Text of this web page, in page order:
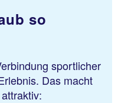
so
sportlicher
Das macht